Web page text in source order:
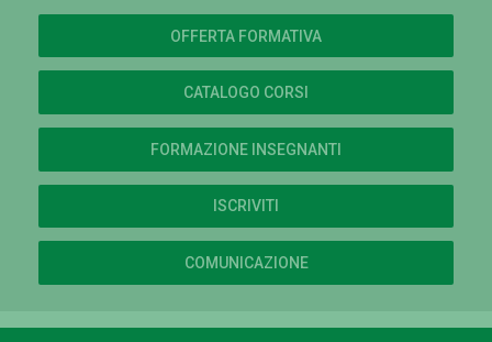
OFFERTA FORMATIVA
CATALOGO CORSI
FORMAZIONE INSEGNANTI
ISCRIVITI
COMUNICAZIONE